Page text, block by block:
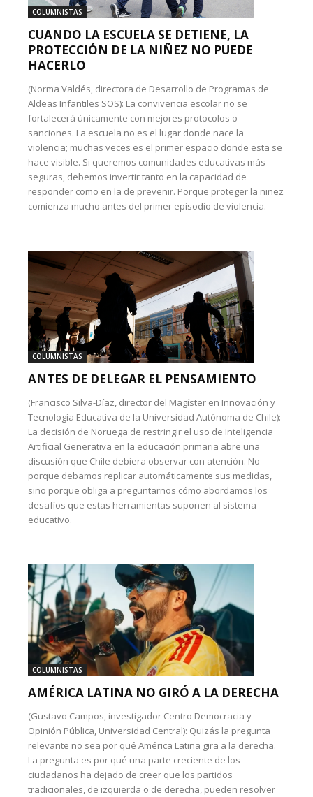
COLUMNISTAS
CUANDO LA ESCUELA SE DETIENE, LA
PROTECCIÓN DE LA NIÑEZ NO PUEDE
HACERLO
(Norma Valdés, directora de Desarrollo de Programas de
Aldeas Infantiles SOS): La convivencia escolar no se
fortalecerá únicamente con mejores protocolos o
sanciones. La escuela no es el lugar donde nace la
violencia; muchas veces es el primer espacio donde esta se
hace visible. Si queremos comunidades educativas más
seguras, debemos invertir tanto en la capacidad de
responder como en la de prevenir. Porque proteger la niñez
comienza mucho antes del primer episodio de violencia.
COLUMNISTAS
ANTES DE DELEGAR EL PENSAMIENTO
(Francisco Silva-Díaz, director del Magíster en Innovación y
Tecnología Educativa de la Universidad Autónoma de Chile):
La decisión de Noruega de restringir el uso de Inteligencia
Artificial Generativa en la educación primaria abre una
discusión que Chile debiera observar con atención. No
porque debamos replicar automáticamente sus medidas,
sino porque obliga a preguntarnos cómo abordamos los
desafíos que estas herramientas suponen al sistema
educativo.
COLUMNISTAS
AMÉRICA LATINA NO GIRÓ A LA DERECHA
(Gustavo Campos, investigador Centro Democracia y
Opinión Pública, Universidad Central): Quizás la pregunta
relevante no sea por qué América Latina gira a la derecha.
La pregunta es por qué una parte creciente de los
ciudadanos ha dejado de creer que los partidos
tradicionales, de izquierda o de derecha, pueden resolver